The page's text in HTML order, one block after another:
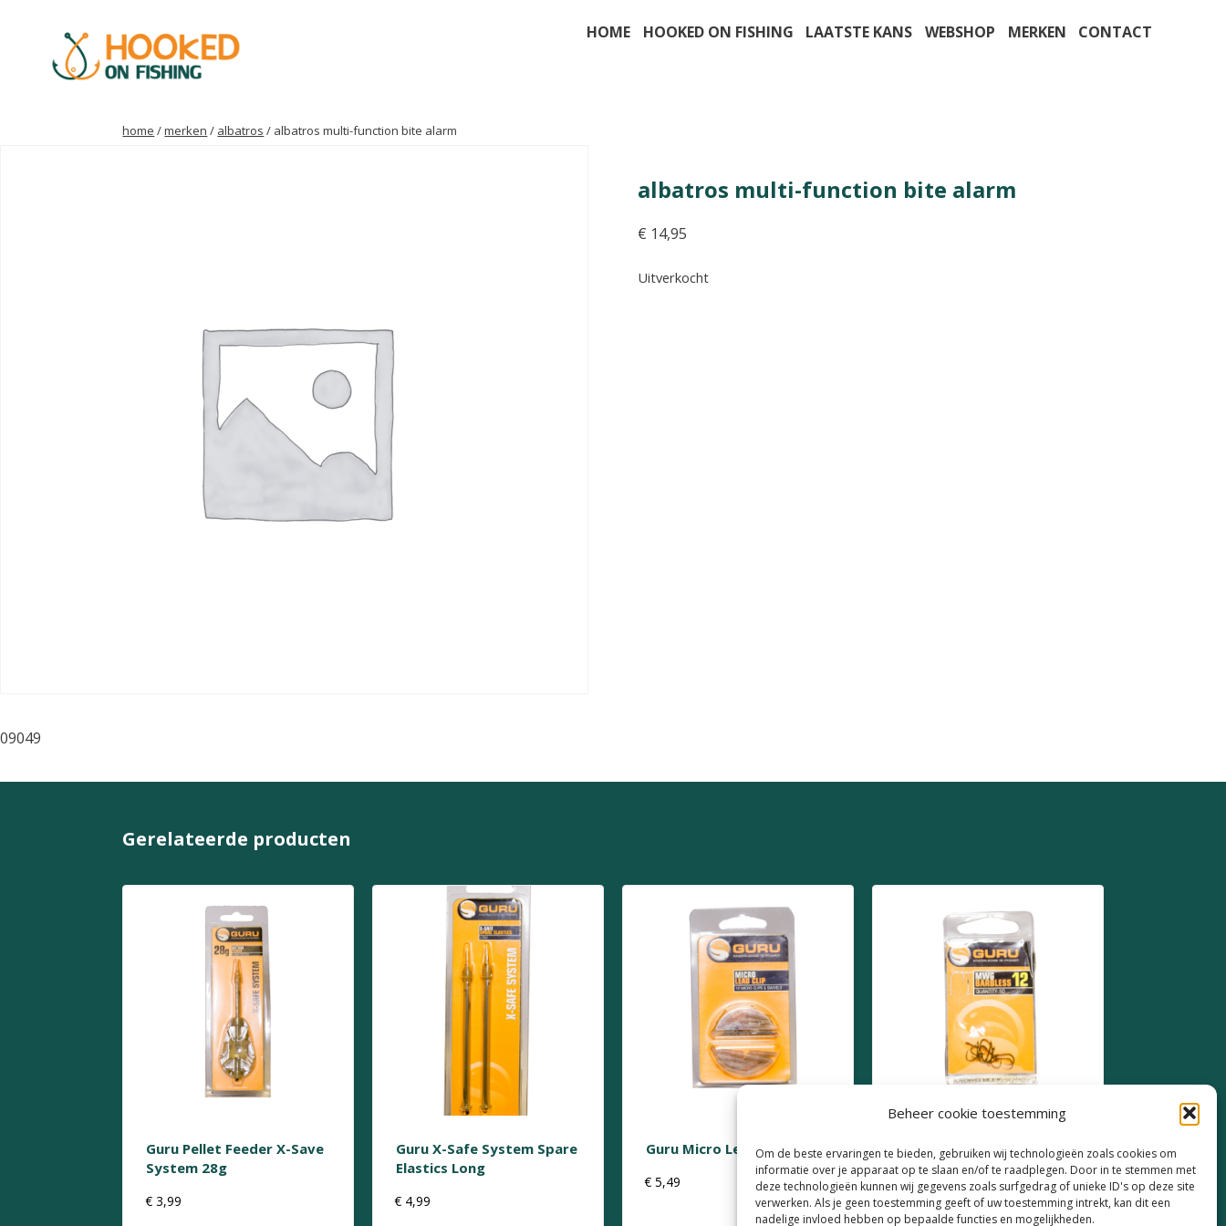
Beheer cookie toestemming
Om de beste ervaringen te bieden, gebruiken wij technologieën zoals cookies om
informatie over je apparaat op te slaan en/of te raadplegen. Door in te stemmen met
deze technologieën kunnen wij gegevens zoals surfgedrag of unieke ID's op deze site
verwerken. Als je geen toestemming geeft of uw toestemming intrekt, kan dit een
nadelige invloed hebben op bepaalde functies en mogelijkheden.
HOME HOOKED ON FISHING LAATSTE KANS WEBSHOP MERKEN CONTACT
home /merken / albatros / albatros multi-function bite alarm
albatros multi-function bite alarm
€ 14,95
Uitverkocht
09049
Gerelateerde producten
Guru Pellet Feeder X-Save
System 28g
€3,99
Guru X-Safe System Spare
Elastics Long
€ 4,99
Guru Micro Lead Clip
€ 5,49
Guru MWG Barbless Size
12
€2,49